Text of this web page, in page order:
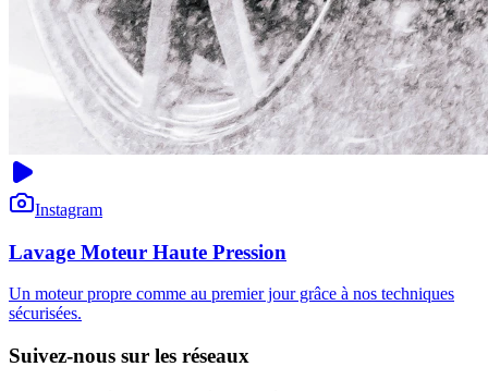
Instagram
Lavage Moteur Haute Pression
Un moteur propre comme au premier jour grâce à nos techniques
sécurisées.
Suivez-nous sur les réseaux